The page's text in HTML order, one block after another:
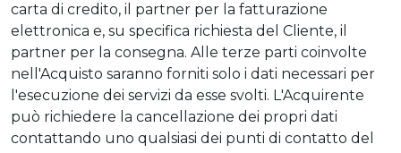
carta di credito, il partner per la fatturazione
elettronica e, su specifica richiesta del Cliente, il
partner per la consegna. Alle terze parti coinvolte
nell'Acquisto saranno forniti solo i dati necessari per
l'esecuzione dei servizi da esse svolti. L'Acquirente
può richiedere la cancellazione dei propri dati
contattando uno qualsiasi dei punti di contatto del